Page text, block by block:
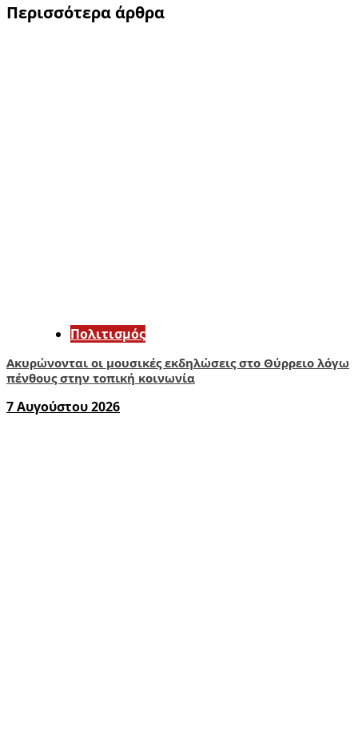
Περισσότερα άρθρα
Πολιτισμός
Ακυρώνονται οι μουσικές εκδηλώσεις στο Θύρρειο λόγω
πένθους στην τοπική κοινωνία
7 Αυγούστου 2026